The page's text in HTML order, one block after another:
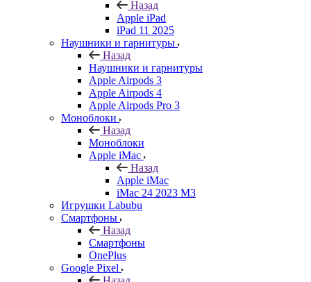
Назад
Apple iPad
iPad 11 2025
Наушники и гарнитуры
Назад
Наушники и гарнитуры
Apple Airpods 3
Apple Airpods 4
Apple Airpods Pro 3
Моноблоки
Назад
Моноблоки
Apple iMac
Назад
Apple iMac
iMac 24 2023 M3
Игрушки Labubu
Смартфоны
Назад
Смартфоны
OnePlus
Google Pixel